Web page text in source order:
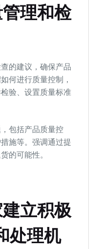
理和检
的建议，确保产品
何进行质量控制，
验、设置质量标准
包括产品质量控
施等。强调通过提
的可能性。
立积极
处理机